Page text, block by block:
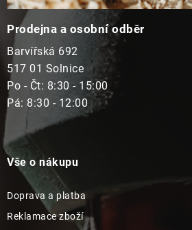
Prodejna a osobní odběr
Barvířská 692
517 01 Solnice
Po - Čt: 8:30 - 15:00
Pá: 8:30 - 12:00
Vše o nákupu
Doprava a platba
Reklamace zboží